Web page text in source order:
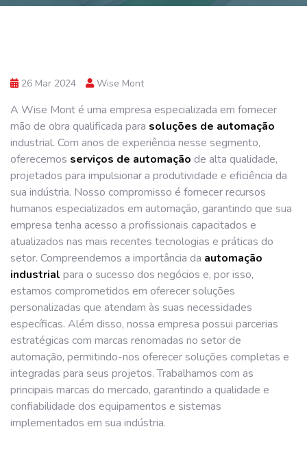
26 Mar 2024 Wise Mont
A Wise Mont é uma empresa especializada em fornecer
mão de obra qualificada para soluções de automação
industrial. Com anos de experiência nesse segmento,
oferecemos serviços de automação de alta qualidade,
projetados para impulsionar a produtividade e eficiência da
sua indústria. Nosso compromisso é fornecer recursos
humanos especializados em automação, garantindo que sua
empresa tenha acesso a profissionais capacitados e
atualizados nas mais recentes tecnologias e práticas do
setor. Compreendemos a importância da automação
industrial para o sucesso dos negócios e, por isso,
estamos comprometidos em oferecer soluções
personalizadas que atendam às suas necessidades
específicas. Além disso, nossa empresa possui parcerias
estratégicas com marcas renomadas no setor de
automação, permitindo-nos oferecer soluções completas e
integradas para seus projetos. Trabalhamos com as
principais marcas do mercado, garantindo a qualidade e
confiabilidade dos equipamentos e sistemas
implementados em sua indústria.